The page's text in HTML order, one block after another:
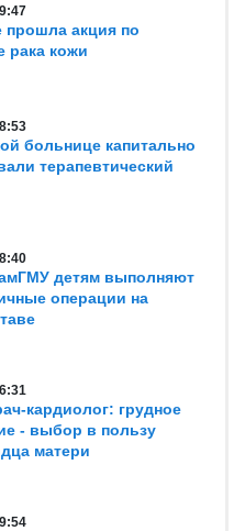
прошла акция по
рака кожи
больнице капитально
терапевтический
детям выполняют
операции на
кардиолог: грудное
- выбор в пользу
матери